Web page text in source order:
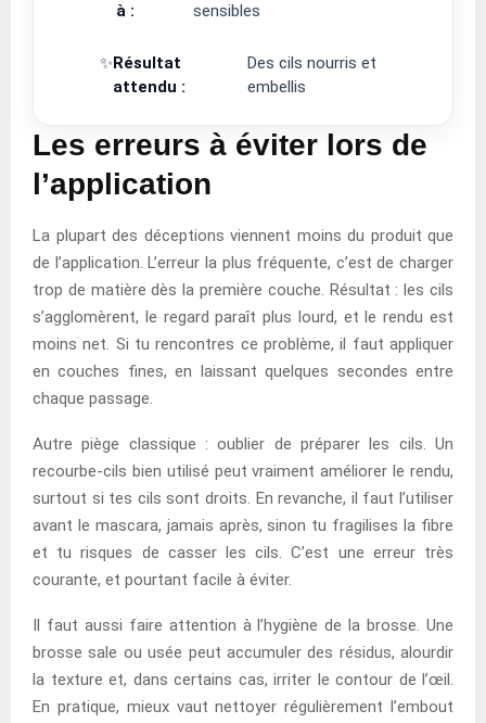
à :
sensibles
✨Résultat
attendu :
Des cils nourris et
embellis
Les erreurs à éviter lors de
l’application
La plupart des déceptions viennent moins du produit que
de l’application. L’erreur la plus fréquente, c’est de charger
trop de matière dès la première couche. Résultat : les cils
s’agglomèrent, le regard paraît plus lourd, et le rendu est
moins net. Si tu rencontres ce problème, il faut appliquer
en couches fines, en laissant quelques secondes entre
chaque passage.
Autre piège classique : oublier de préparer les cils. Un
recourbe-cils bien utilisé peut vraiment améliorer le rendu,
surtout si tes cils sont droits. En revanche, il faut l’utiliser
avant le mascara, jamais après, sinon tu fragilises la fibre
et tu risques de casser les cils. C’est une erreur très
courante, et pourtant facile à éviter.
Il faut aussi faire attention à l’hygiène de la brosse. Une
brosse sale ou usée peut accumuler des résidus, alourdir
la texture et, dans certains cas, irriter le contour de l’œil.
En pratique, mieux vaut nettoyer régulièrement l’embout